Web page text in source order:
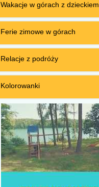
Wakacje w górach z dzieckiem
Ferie zimowe w górach
Relacje z podróży
Kolorowanki